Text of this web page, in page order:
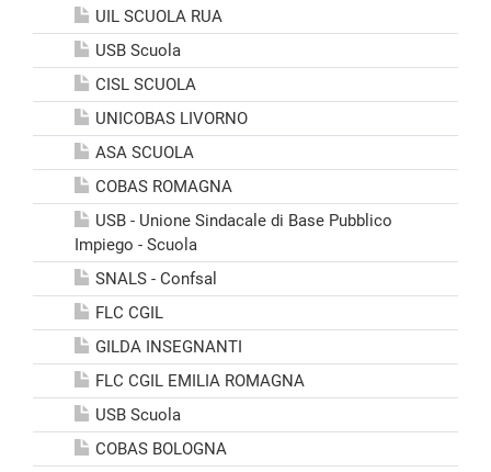
UIL SCUOLA RUA
USB Scuola
CISL SCUOLA
UNICOBAS LIVORNO
ASA SCUOLA
COBAS ROMAGNA
USB - Unione Sindacale di Base Pubblico
Impiego - Scuola
SNALS - Confsal
FLC CGIL
GILDA INSEGNANTI
FLC CGIL EMILIA ROMAGNA
USB Scuola
COBAS BOLOGNA